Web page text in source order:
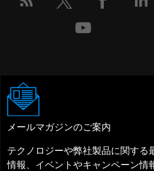
メールマガジンのご案内
テクノロジーや弊社製品に関する
情報、イベントやキャンペーン情